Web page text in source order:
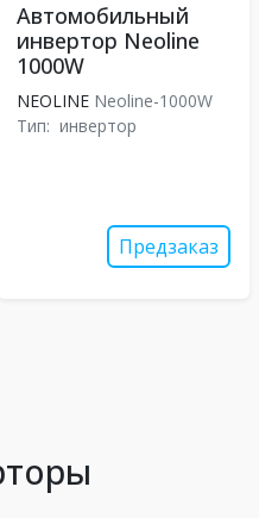
Автомобильный
инвертор Neoline
1000W
NEOLINE Neoline-1000W
Тип: инвертор
Предзаказ